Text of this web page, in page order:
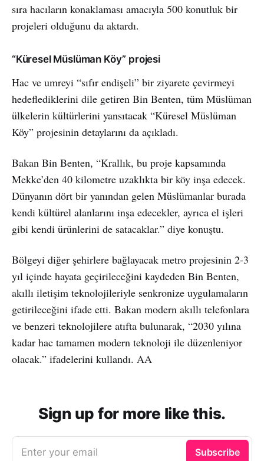
sıra hacıların konaklaması amacıyla 500 konutluk bir
projeleri olduğunu da aktardı.
“Küresel Müslüman Köy” projesi
Hac ve umreyi “sıfır endişeli” bir ziyarete çevirmeyi
hedeflediklerini dile getiren Bin Benten, tüm Müslüman
ülkelerin kültürlerini yansıtacak “Küresel Müslüman
Köy” projesinin detaylarını da açıkladı.
Bakan Bin Benten, “Krallık, bu proje kapsamında
Mekke’den 40 kilometre uzaklıkta bir köy inşa edecek.
Dünyanın dört bir yanından gelen Müslümanlar burada
kendi kültürel alanlarını inşa edecekler, ayrıca el işleri
gibi kendi ürünlerini de satacaklar.” diye konuştu.
Bölgeyi diğer şehirlere bağlayacak metro projesinin 2-3
yıl içinde hayata geçirileceğini kaydeden Bin Benten,
akıllı iletişim teknolojileriyle senkronize uygulamaların
getirileceğini ifade etti. Bakan modern akıllı telefonlara
ve benzeri teknolojilere atıfta bulunarak, “2030 yılına
kadar hac tamamen modern teknoloji ile düzenleniyor
olacak.” ifadelerini kullandı. AA
Sign up for more like this.
Enter your email Subscribe